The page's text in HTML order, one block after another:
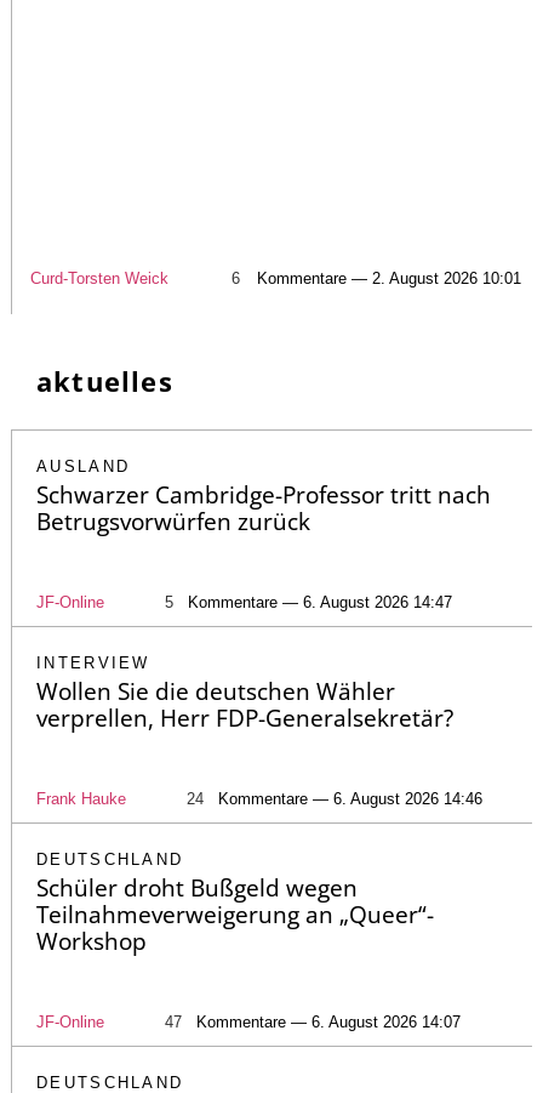
Curd-Torsten Weick 6 Kommentare — 2. August 2026 10:01
aktuelles
AUSLAND
Schwarzer Cambridge-Professor tritt nach
Betrugsvorwürfen zurück
JF-Online 5 Kommentare — 6. August 2026 14:47
INTERVIEW
Wollen Sie die deutschen Wähler
verprellen, Herr FDP-Generalsekretär?
Frank Hauke 24 Kommentare — 6. August 2026 14:46
DEUTSCHLAND
Schüler droht Bußgeld wegen
Teilnahmeverweigerung an „Queer“-
Workshop
JF-Online 47 Kommentare — 6. August 2026 14:07
DEUTSCHLAND